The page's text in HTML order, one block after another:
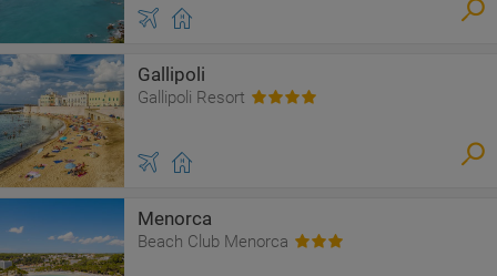
Gallipoli
Gallipoli Resort
Menorca
Beach Club Menorca